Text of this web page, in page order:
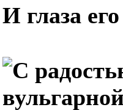
И глаза